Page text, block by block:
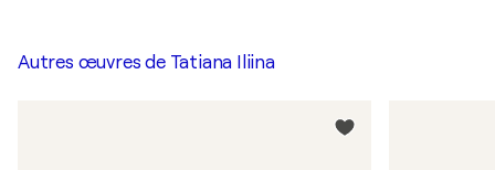
Autres œuvres de Tatiana Iliina